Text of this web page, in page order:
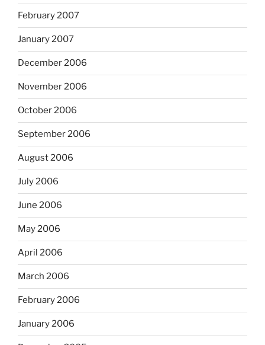
February 2007
January 2007
December 2006
November 2006
October 2006
September 2006
August 2006
July 2006
June 2006
May 2006
April 2006
March 2006
February 2006
January 2006